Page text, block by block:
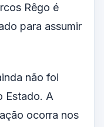
Rêgo é
para assumir
não foi
Estado. A
ocorra nos